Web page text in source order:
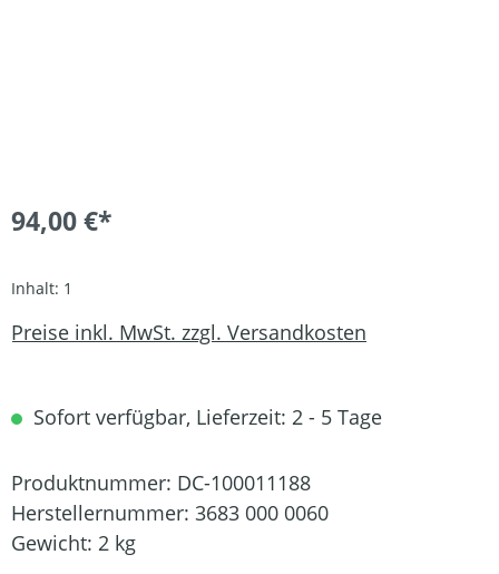
94,00 €*
Inhalt: 1
Preise inkl. MwSt. zzgl. Versandkosten
Sofort verfügbar, Lieferzeit: 2 - 5 Tage
Produktnummer: DC-100011188
Herstellernummer: 3683 000 0060
Gewicht: 2 kg